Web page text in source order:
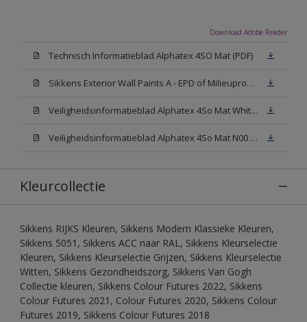
Download Adobe Reader
Technisch Informatieblad Alphatex 4SO Mat (PDF)
Sikkens Exterior Wall Paints A - EPD of Milieuproductverklaring
Veiligheidsinformatieblad Alphatex 4So Mat White W05 (MSDS)
Veiligheidsinformatieblad Alphatex 4So Mat N00 (MSDS)
Kleurcollectie
Sikkens RIJKS Kleuren, Sikkens Modern Klassieke Kleuren,
Sikkens 5051, Sikkens ACC naar RAL, Sikkens Kleurselectie
Kleuren, Sikkens Kleurselectie Grijzen, Sikkens Kleurselectie
Witten, Sikkens Gezondheidszorg, Sikkens Van Gogh
Collectie kleuren, Sikkens Colour Futures 2022, Sikkens
Colour Futures 2021, Colour Futures 2020, Sikkens Colour
Futures 2019, Sikkens Colour Futures 2018